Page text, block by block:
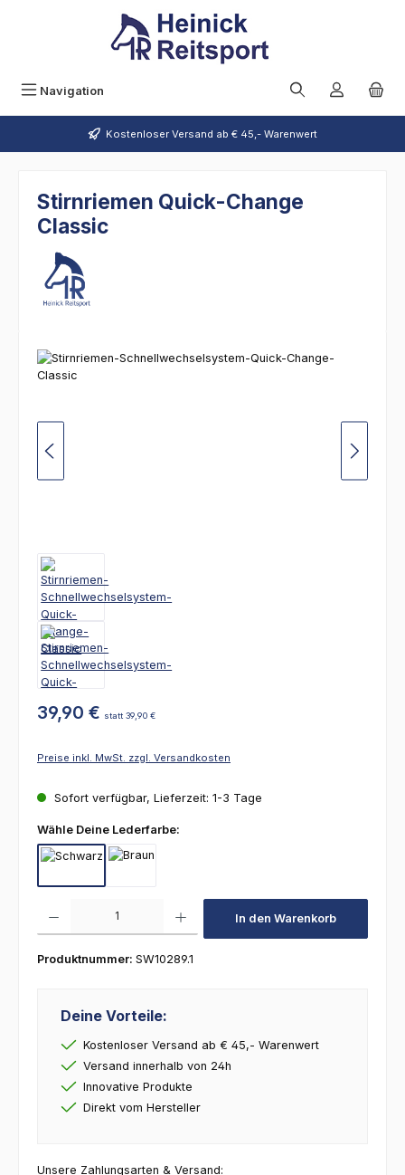
Zum Hauptinhalt springen
Navigation
Kostenloser Versand ab € 45,- Warenwert
Stirnriemen Quick-Change
Classic
Bildergalerie überspringen
39,90 € statt 39,90 €
Preise inkl. MwSt. zzgl. Versandkosten
Sofort verfügbar, Lieferzeit: 1-3 Tage
Wähle Deine Lederfarbe:
In den Warenkorb
Produktnummer: SW10289.1
Deine Vorteile:
Kostenloser Versand ab € 45,- Warenwert
Versand innerhalb von 24h
Innovative Produkte
Direkt vom Hersteller
Unsere Zahlungsarten & Versand: